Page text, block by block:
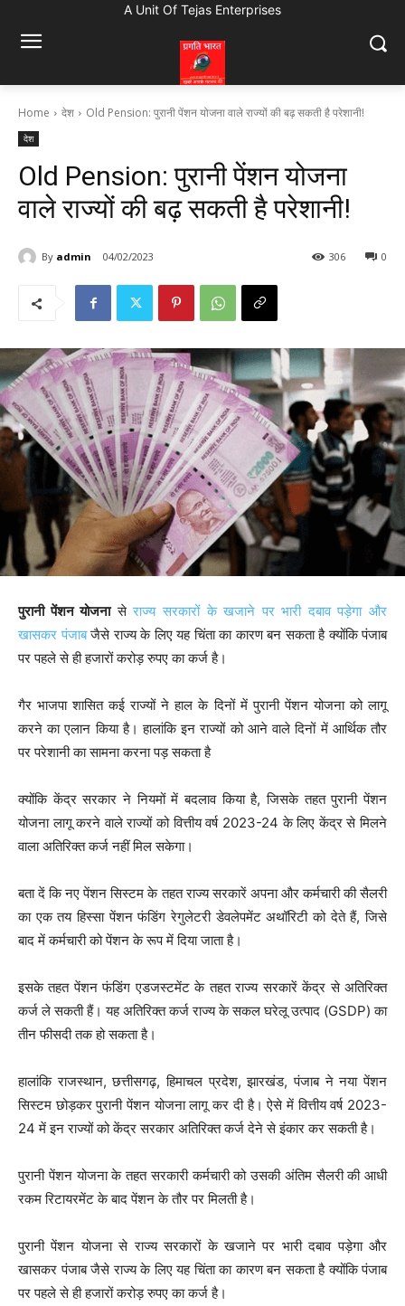
A Unit Of Tejas Enterprises
Home देश Old Pension: पुरानी पेंशन योजना वाले राज्यों की बढ़ सकती है परेशानी!
देश
Old Pension: पुरानी पेंशन योजना
वाले राज्यों की बढ़ सकती है परेशानी!
By admin 04/02/2023 0
306
पुरानी पेंशन योजनासेराज्य सरकारों के खजाने पर भारी दबाव पड़ेगा और
खासकर पंजाबजैसे राज्य के लिए यह चिंता का कारण बन सकता है क्योंकि पंजाब
पर पहले से ही हजारों करोड़ रुपए का कर्ज है।
गैर भाजपा शासित कई राज्यों ने हाल के दिनों में पुरानी पेंशन योजना को लागू
करने का एलान किया है। हालांकि इन राज्यों को आने वाले दिनों में आर्थिक तौर
पर परेशानी का सामना करना पड़ सकता है
क्योंकि केंद्र सरकार ने नियमों में बदलाव किया है, जिसके तहत पुरानी पेंशन
योजना लागू करने वाले राज्यों को वित्तीय वर्ष 2023-24 के लिए केंद्र से मिलने
वाला अतिरिक्त कर्ज नहीं मिल सकेगा।
बता दें कि नए पेंशन सिस्टम के तहत राज्य सरकारें अपना और कर्मचारी की सैलरी
का एक तय हिस्सा पेंशन फंडिंग रेगुलेटरी डेवलेपमेंट अथॉरिटी को देते हैं, जिसे
बाद में कर्मचारी को पेंशन के रूप में दिया जाता है।
इसके तहत पेंशन फंडिंग एडजस्टमेंट के तहत राज्य सरकारें केंद्र से अतिरिक्त
कर्ज ले सकती हैं। यह अतिरिक्त कर्ज राज्य के सकल घरेलू उत्पाद (GSDP) का
तीन फीसदी तक हो सकता है।
हालांकि राजस्थान, छत्तीसगढ़, हिमाचल प्रदेश, झारखंड, पंजाब ने नया पेंशन
सिस्टम छोड़कर पुरानी पेंशन योजना लागू कर दी है। ऐसे में वित्तीय वर्ष 2023-
24 में इन राज्यों को केंद्र सरकार अतिरिक्त कर्ज देने से इंकार कर सकती है।
पुरानी पेंशन योजना के तहत सरकारी कर्मचारी को उसकी अंतिम सैलरी की आधी
रकम रिटायरमेंट के बाद पेंशन के तौर पर मिलती है।
पुरानी पेंशन योजना से राज्य सरकारों के खजाने पर भारी दबाव पड़ेगा और
खासकर पंजाब जैसे राज्य के लिए यह चिंता का कारण बन सकता है क्योंकि पंजाब
पर पहले से ही हजारों करोड़ रुपए का कर्ज है।